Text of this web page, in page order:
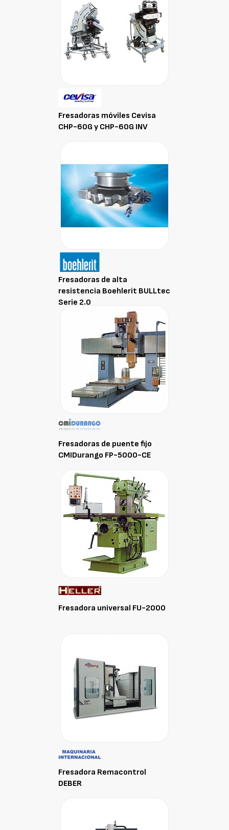
Fresadoras móviles Cevisa
CHP-60G y CHP-60G INV
Fresadoras de alta
resistencia Boehlerit BULLtec
Serie 2.0
Fresadoras de puente fijo
CMIDurango FP-5000-CE
Fresadora universal FU-2000
Fresadora Remacontrol
DEBER